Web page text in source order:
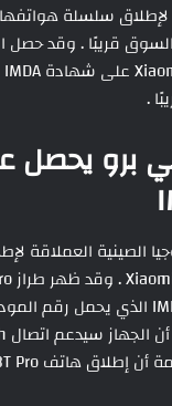
لإطلاق سلسلة هواتفها
.
13 تي برو
الصينية العملاقة